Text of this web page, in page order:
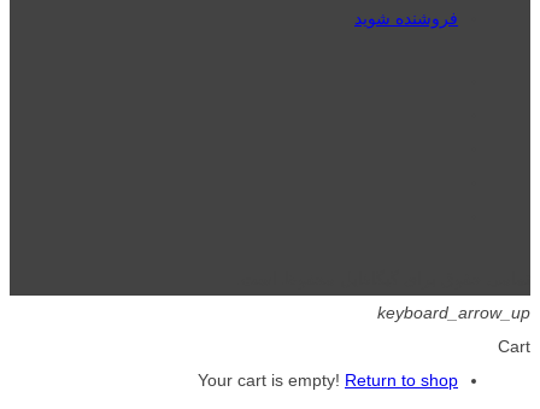
فروشنده شوید
keyboard_arrow_up
Cart
Your cart is empty! Return to shop